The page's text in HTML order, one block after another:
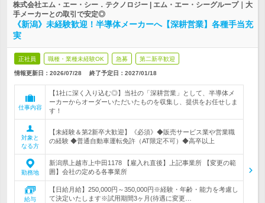
株式会社エム・エー・シー．テクノロジー | エム・エー・シーグループ｜大
手メーカーとの取引で安定◎
《新潟》未経験歓迎！半導体メーカーへ【深耕営業】各種手当充
実
正社員 職種・業種未経験OK 急募 第二新卒歓迎
情報更新日：2026/07/28 終了予定日： 2027/01/18
仕事内容
【1社に深く入り込む◎】当社の「深耕営業」として、半導体メ
ーカーからオーダーいただいたものを収集し、提供をお任せしま
す！
対象と
なる方
【未経験＆第2新卒大歓迎】《必須》◆販売サービス業や営業職
の経験 ◆普通自動車運転免許（AT限定不可）◆高卒以上
勤務地
新潟県上越市上中田1178 【雇入れ直後】上記事業所 【変更の範
囲】会社の定める各事業所
給与
【日給月給】250,000円～350,000円※経験・年齢・能力を考慮し
て決定いたします※試用期間3ヶ月(待遇に変更…